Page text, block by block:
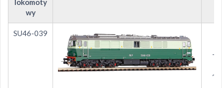
lokomoty
wy
SU46-039
-